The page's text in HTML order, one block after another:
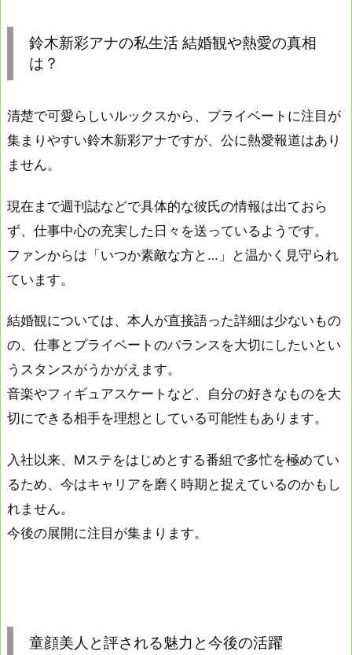
鈴木新彩アナの私生活 結婚観や熱愛の真相
は？
清楚で可愛らしいルックスから、プライベートに注目が
集まりやすい鈴木新彩アナですが、公に熱愛報道はあり
ません。
現在まで週刊誌などで具体的な彼氏の情報は出ておら
ず、仕事中心の充実した日々を送っているようです。
ファンからは「いつか素敵な方と…」と温かく見守られ
ています。
結婚観については、本人が直接語った詳細は少ないもの
の、仕事とプライベートのバランスを大切にしたいとい
うスタンスがうかがえます。
音楽やフィギュアスケートなど、自分の好きなものを大
切にできる相手を理想としている可能性もあります。
入社以来、Mステをはじめとする番組で多忙を極めてい
るため、今はキャリアを磨く時期と捉えているのかもし
れません。
今後の展開に注目が集まります。
童顔美人と評される魅力と今後の活躍